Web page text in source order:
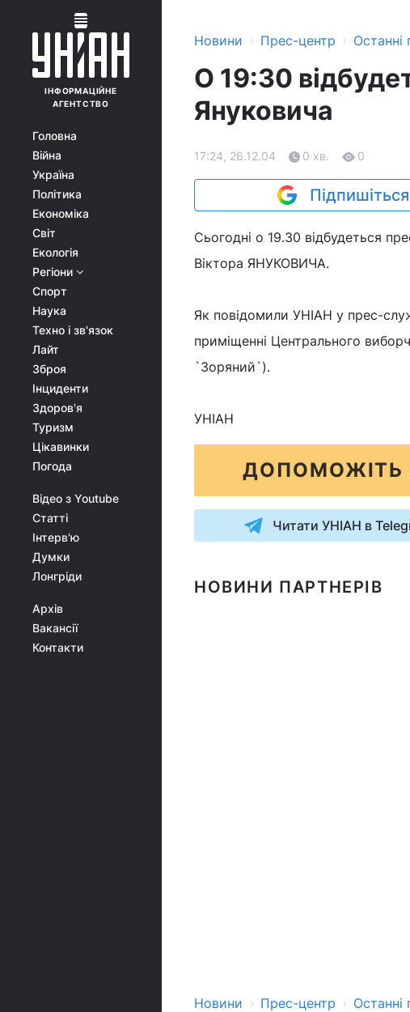
ІНФОРМАЦІЙНЕ
АГЕНТСТВО
Головна
Війна
Україна
Політика
Економіка
Світ
Екологія
Регіони
Спорт
Наука
Техно і зв'язок
Лайт
Зброя
Інциденти
Здоров'я
Туризм
Цікавинки
Погода
Відео з Youtube
Статті
Інтерв'ю
Думки
Лонгріди
Архів
Вакансії
Контакти
Новини › Прес-центр › Останні
О 19:30
Януковича
17:24, 26.12.04 0 хв. 0
Сьогодні о 19.30 відбудеться
Віктора ЯНУКОВИЧА.
Як повідомили УНІАН у прес-
приміщенні Центрального
`Зоряний`).
УНІАН
ДОПОМОЖІТЬ
Читати УНІАН в
НОВИНИ ПАРТНЕРІВ
Новини › Прес-центр › Останні